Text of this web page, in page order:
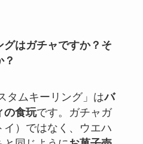
グはガチャですか？そ
？
タムキーリング」はバ
の食玩です。ガチャガ
イ）ではなく、ウエハ